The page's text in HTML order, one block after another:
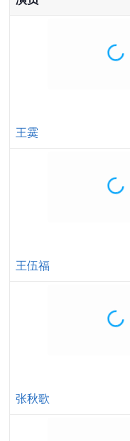
王霙